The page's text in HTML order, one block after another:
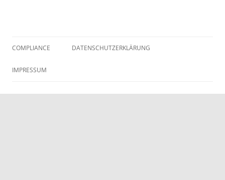
COMPLIANCE DATENSCHUTZERKLÄRUNG
IMPRESSUM